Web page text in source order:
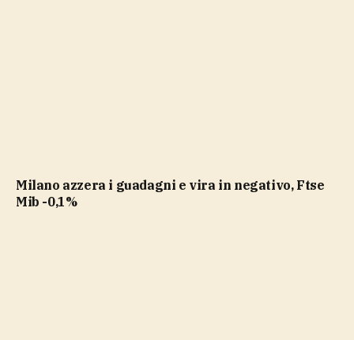
Milano azzera i guadagni e vira in negativo, Ftse
Mib -0,1%